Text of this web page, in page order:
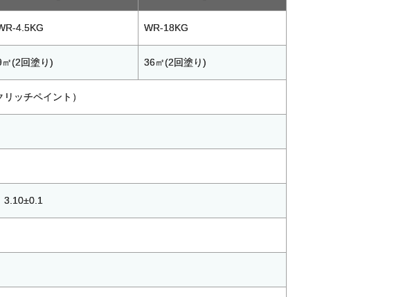
4.5KG WR-18KG
㎡(2回塗り) 36㎡(2回塗り)
ッチペイント）
3.10±0.1